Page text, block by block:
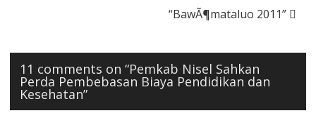
“BawÃ¶mataluo 2011”
11 comments on “Pemkab Nisel Sahkan
Perda Pembebasan Biaya Pendidikan dan
Kesehatan”